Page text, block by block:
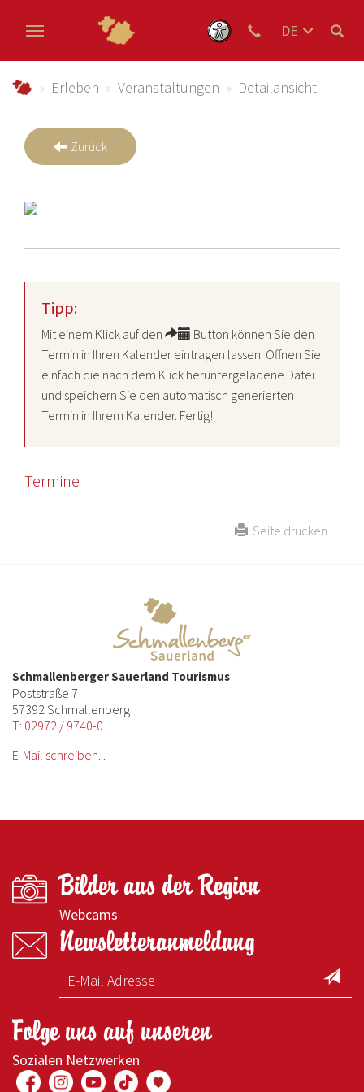
DE
schmallenberger-sauerland.de
Erleben Veranstaltungen Detailansicht
Zurück
Tipp:
Mit einem Klick auf den
Button können Sie den
Termin in Ihren Kalender eintragen lassen. Öffnen Sie
einfach die nach dem Klick heruntergeladene Datei
und speichern Sie den automatisch generierten
Termin in Ihrem Kalender. Fertig!
Termine
Seite drucken
Schmallenberger Sauerland Tourismus
Poststraße 7
57392 Schmallenberg
T: 02972 / 9740-0
E-Mail schreiben...
Bilder aus der Region
Webcams
Newsletteranmeldung
Folge uns auf unseren
Sozialen Netzwerken